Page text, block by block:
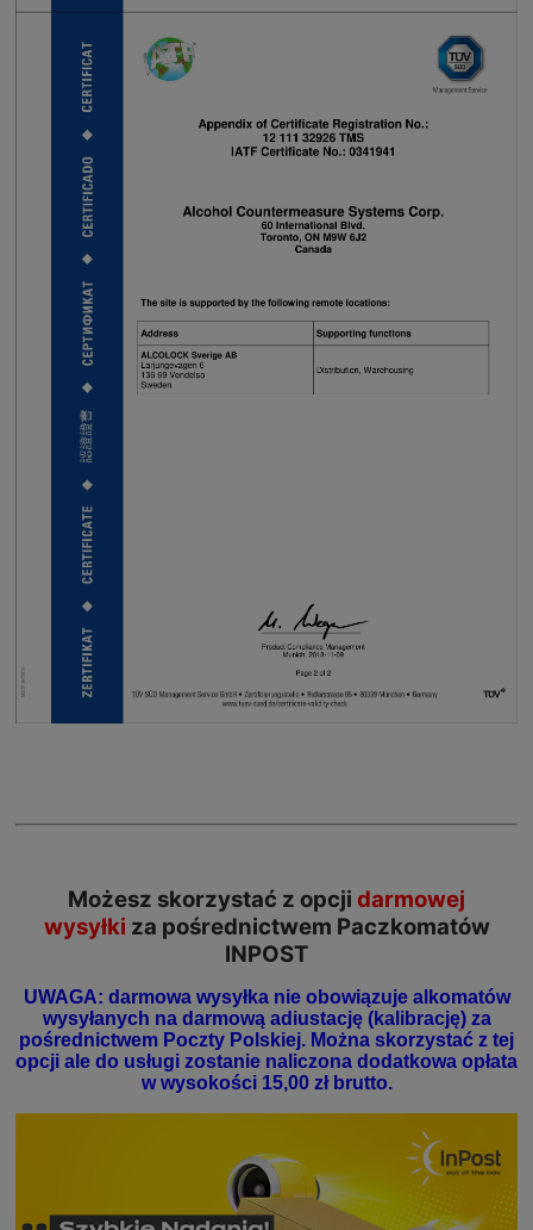
Możesz skorzystać z opcji darmowej
wysyłki za pośrednictwem Paczkomatów
INPOST
UWAGA: darmowa wysyłka nie obowiązuje alkomatów
wysyłanych na darmową adiustację (kalibrację) za
pośrednictwem Poczty Polskiej. Można skorzystać z tej
opcji ale do usługi zostanie naliczona dodatkowa opłata
w wysokości 15,00 zł brutto.